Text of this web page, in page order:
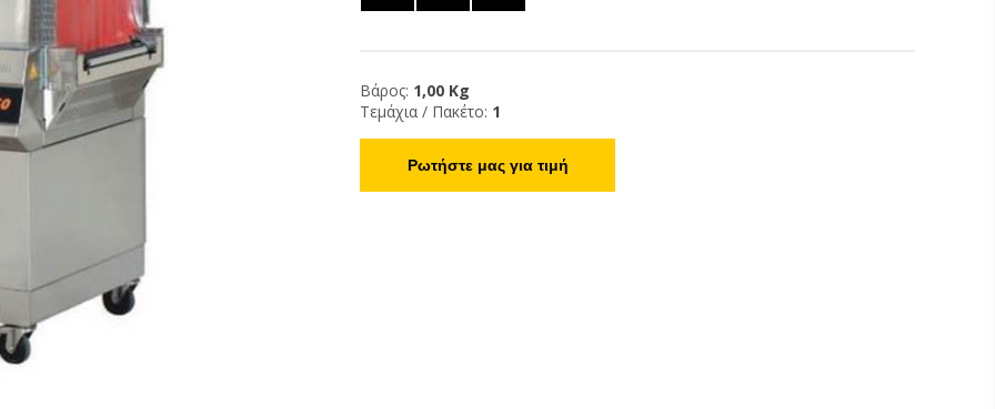
Βάρος: 1,00 Kg
Τεμάχια / Πακέτο: 1
Ρωτήστε μας για τιμή